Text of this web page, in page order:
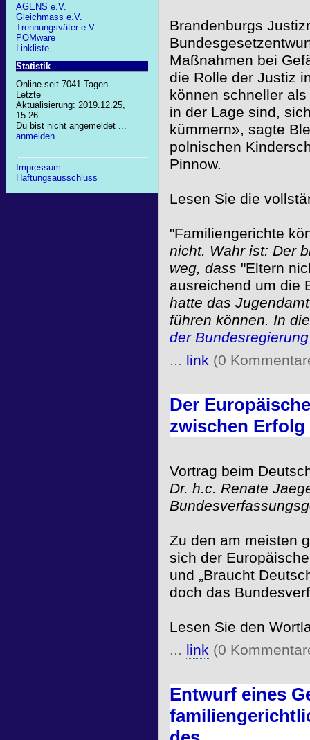
AGENS e.V.
Gleichmass e.V.
Trennungsväter e.V.
POMware
Linkliste
Statistik
Online seit 7041 Tagen
Letzte
Aktualisierung: 2019.12.25,
15:26
Du bist nicht angemeldet ...
anmelden
Impressum
Haftungsausschluss
Brandenburgs
Maßnahmen bei
die Rolle der Justiz
können schneller
in der Lage sind,
kümmern», sagte
polnischen
Pinnow.
Lesen Sie die
"Familiengerichte
nicht. Wahr ist: Der
weg, dass "Eltern
ausreichend um die
hatte das
führen können. In
der Bundesregierung
... link(0
Der
zwischen
Vortrag beim
Dr. h.c. Renate
Zu den am meisten
sich der
und „Braucht
doch das
Lesen Sie den
... link(0
Entwurf eines